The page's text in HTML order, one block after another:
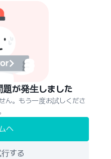
が発生しました
ん。もう一度お試しくださ
へ
する